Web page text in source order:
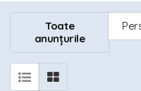
Toate
anunțurile